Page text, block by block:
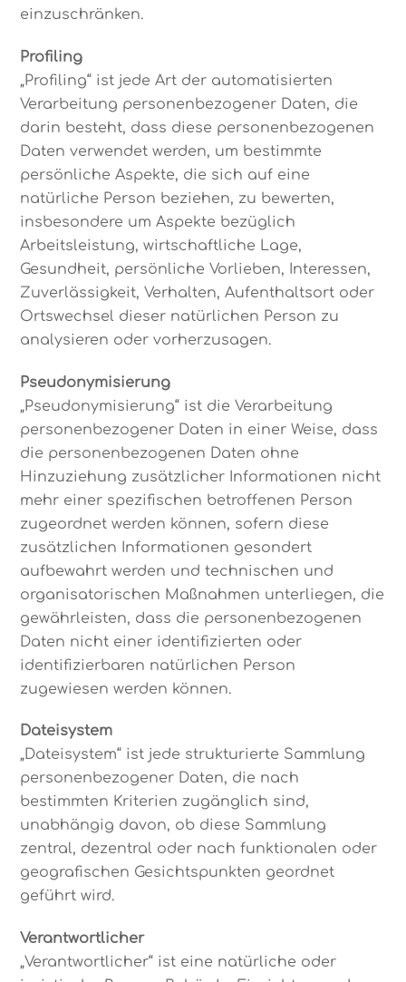
einzuschränken.
Profiling
„Profiling“ ist jede Art der automatisierten
Verarbeitung personenbezogener Daten, die
darin besteht, dass diese personenbezogenen
Daten verwendet werden, um bestimmte
persönliche Aspekte, die sich auf eine
natürliche Person beziehen, zu bewerten,
insbesondere um Aspekte bezüglich
Arbeitsleistung, wirtschaftliche Lage,
Gesundheit, persönliche Vorlieben, Interessen,
Zuverlässigkeit, Verhalten, Aufenthaltsort oder
Ortswechsel dieser natürlichen Person zu
analysieren oder vorherzusagen.
Pseudonymisierung
„Pseudonymisierung“ ist die Verarbeitung
personenbezogener Daten in einer Weise, dass
die personenbezogenen Daten ohne
Hinzuziehung zusätzlicher Informationen nicht
mehr einer spezifischen betroffenen Person
zugeordnet werden können, sofern diese
zusätzlichen Informationen gesondert
aufbewahrt werden und technischen und
organisatorischen Maßnahmen unterliegen, die
gewährleisten, dass die personenbezogenen
Daten nicht einer identifizierten oder
identifizierbaren natürlichen Person
zugewiesen werden können.
Dateisystem
„Dateisystem“ ist jede strukturierte Sammlung
personenbezogener Daten, die nach
bestimmten Kriterien zugänglich sind,
unabhängig davon, ob diese Sammlung
zentral, dezentral oder nach funktionalen oder
geografischen Gesichtspunkten geordnet
geführt wird.
Verantwortlicher
„Verantwortlicher“ ist eine natürliche oder